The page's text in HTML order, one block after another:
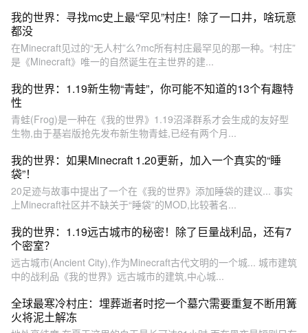
我的世界：寻找mc史上最“罕见”村庄！除了一口井，啥玩意
都没
在Minecraft见过的“无人村”么?mc所有村庄最罕见的那一种。“村庄”
是《Minecraft》唯一的自然诞生在主世界的建...
我的世界：1.19新生物“青蛙”，你可能不知道的13个有趣特
性
青蛙(Frog)是一种在《我的世界》1.19沼泽群系才会生成的友好型
生物,由于基岩版抢先发布新生物青蛙,已经有两个月...
我的世界：如果Minecraft 1.20更新，加入一个真实的“睡
袋”！
20足迹与故事中提出了一个在《我的世界》添加睡袋的建议... 事实
上Minecraft社区并不缺关于“睡袋”的MOD,比较著名...
我的世界：1.19远古城市的秘密！除了巨量战利品，还有7
个密室？
远古城市(Ancient City),作为Minecraft古代文明的一个城... 城市建筑
中的战利品《我的世界》远古城市的建筑,中心城...
全球最寒冷村庄：埋葬逝者时挖一个墓穴需要重复不断用篝
火将泥土解冻